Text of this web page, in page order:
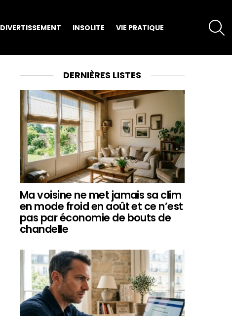
DIVERTISSEMENT INSOLITE VIE PRATIQUE
DERNIÈRES LISTES
Ma voisine ne met jamais sa clim
en mode froid en août et ce n’est
pas par économie de bouts de
chandelle